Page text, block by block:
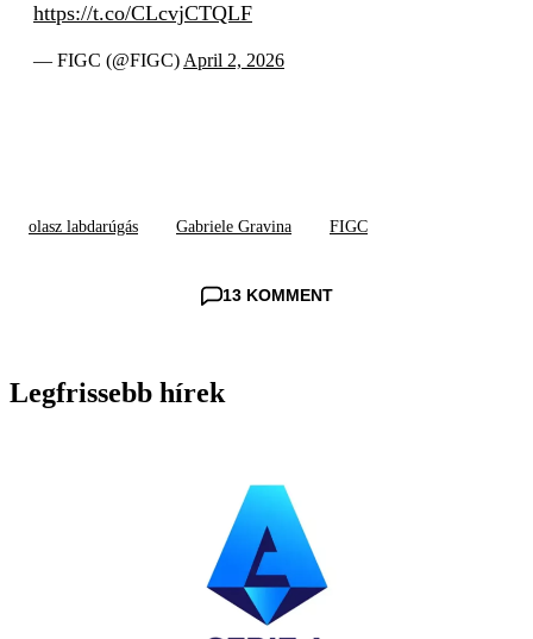
https://t.co/CLcvjCTQLF
— FIGC (@FIGC) April 2, 2026
olasz labdarúgás Gabriele Gravina FIGC
13 KOMMENT
Legfrissebb hírek